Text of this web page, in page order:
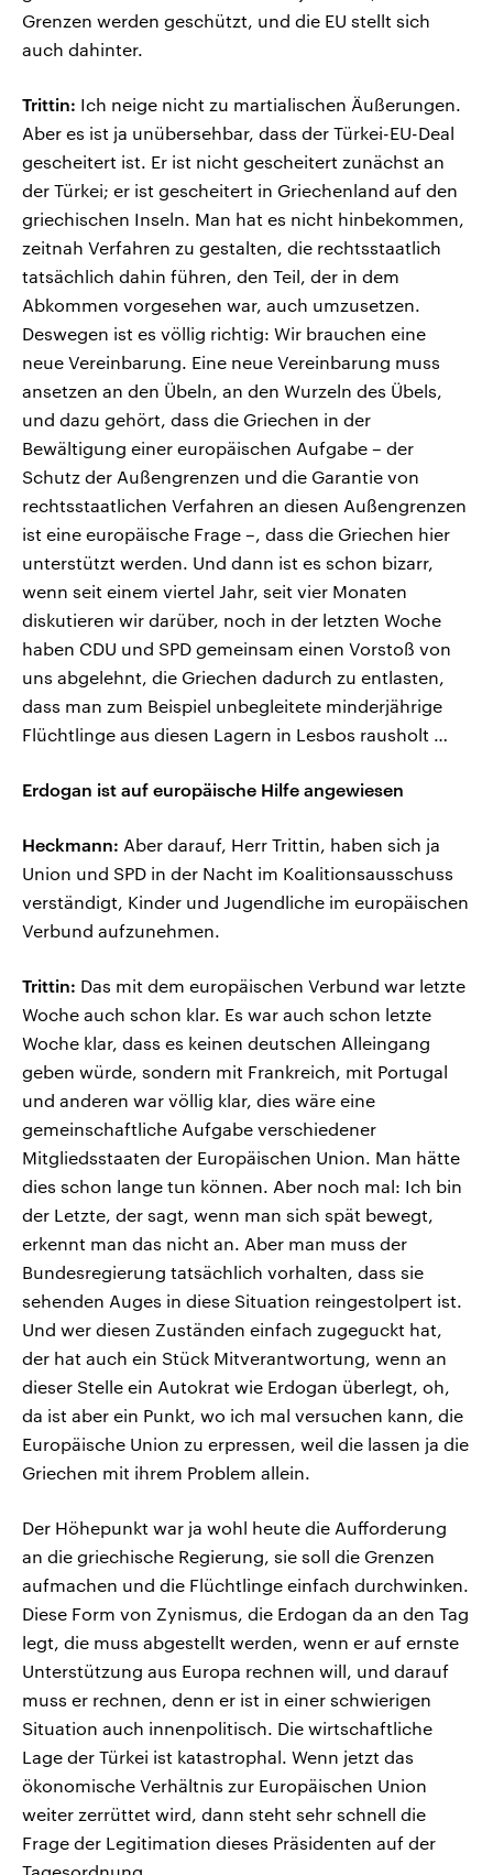
Grenzen werden geschützt, und die EU stellt sich
auch dahinter.
Trittin: Ich neige nicht zu martialischen Äußerungen.
Aber es ist ja unübersehbar, dass der Türkei-EU-Deal
gescheitert ist. Er ist nicht gescheitert zunächst an
der Türkei; er ist gescheitert in Griechenland auf den
griechischen Inseln. Man hat es nicht hinbekommen,
zeitnah Verfahren zu gestalten, die rechtsstaatlich
tatsächlich dahin führen, den Teil, der in dem
Abkommen vorgesehen war, auch umzusetzen.
Deswegen ist es völlig richtig: Wir brauchen eine
neue Vereinbarung. Eine neue Vereinbarung muss
ansetzen an den Übeln, an den Wurzeln des Übels,
und dazu gehört, dass die Griechen in der
Bewältigung einer europäischen Aufgabe – der
Schutz der Außengrenzen und die Garantie von
rechtsstaatlichen Verfahren an diesen Außengrenzen
ist eine europäische Frage –, dass die Griechen hier
unterstützt werden. Und dann ist es schon bizarr,
wenn seit einem viertel Jahr, seit vier Monaten
diskutieren wir darüber, noch in der letzten Woche
haben CDU und SPD gemeinsam einen Vorstoß von
uns abgelehnt, die Griechen dadurch zu entlasten,
dass man zum Beispiel unbegleitete minderjährige
Flüchtlinge aus diesen Lagern in Lesbos rausholt …
Erdogan ist auf europäische Hilfe angewiesen
Heckmann: Aber darauf, Herr Trittin, haben sich ja
Union und SPD in der Nacht im Koalitionsausschuss
verständigt, Kinder und Jugendliche im europäischen
Verbund aufzunehmen.
Trittin: Das mit dem europäischen Verbund war letzte
Woche auch schon klar. Es war auch schon letzte
Woche klar, dass es keinen deutschen Alleingang
geben würde, sondern mit Frankreich, mit Portugal
und anderen war völlig klar, dies wäre eine
gemeinschaftliche Aufgabe verschiedener
Mitgliedsstaaten der Europäischen Union. Man hätte
dies schon lange tun können. Aber noch mal: Ich bin
der Letzte, der sagt, wenn man sich spät bewegt,
erkennt man das nicht an. Aber man muss der
Bundesregierung tatsächlich vorhalten, dass sie
sehenden Auges in diese Situation reingestolpert ist.
Und wer diesen Zuständen einfach zugeguckt hat,
der hat auch ein Stück Mitverantwortung, wenn an
dieser Stelle ein Autokrat wie Erdogan überlegt, oh,
da ist aber ein Punkt, wo ich mal versuchen kann, die
Europäische Union zu erpressen, weil die lassen ja die
Griechen mit ihrem Problem allein.
Der Höhepunkt war ja wohl heute die Aufforderung
an die griechische Regierung, sie soll die Grenzen
aufmachen und die Flüchtlinge einfach durchwinken.
Diese Form von Zynismus, die Erdogan da an den Tag
legt, die muss abgestellt werden, wenn er auf ernste
Unterstützung aus Europa rechnen will, und darauf
muss er rechnen, denn er ist in einer schwierigen
Situation auch innenpolitisch. Die wirtschaftliche
Lage der Türkei ist katastrophal. Wenn jetzt das
ökonomische Verhältnis zur Europäischen Union
weiter zerrüttet wird, dann steht sehr schnell die
Frage der Legitimation dieses Präsidenten auf der